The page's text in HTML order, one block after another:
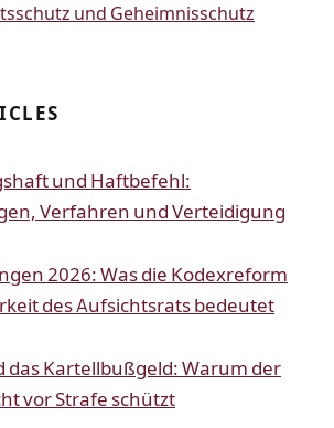
und Geheimnisschutz
und Haftbefehl:
Verfahren und Verteidigung
2026: Was die Kodexreform
des Aufsichtsrats bedeutet
das Kartellbußgeld: Warum der
vor Strafe schützt